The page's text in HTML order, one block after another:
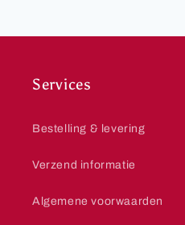
Services
Bestelling & levering
Verzend informatie
Algemene voorwaarden